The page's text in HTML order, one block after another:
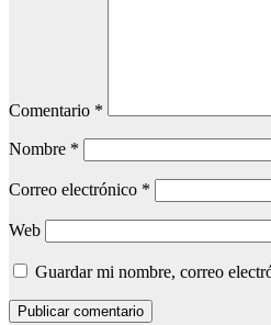
Comentario *
Nombre *
Correo electrónico *
Web
Guardar mi nombre, correo